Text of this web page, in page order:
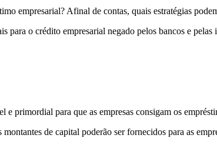
empresarial? Afinal de contas, quais estratégias
para o crédito empresarial negado pelos bancos e
primordial para que as empresas consigam os
de capital poderão ser fornecidos para as